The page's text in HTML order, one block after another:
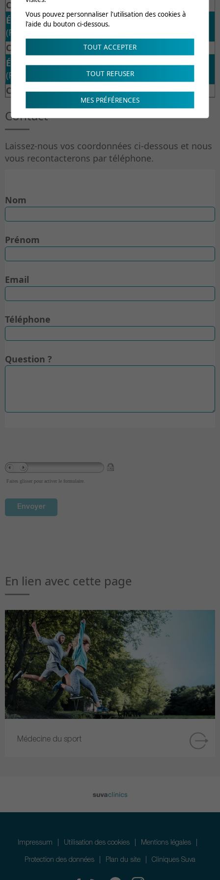
CHF 280.-
ÉQUIPE DE 2 PERSONNES
(Rabais de -17%)
CHF 230.- / personne
ÉQUIPE DE 3 PERSONNES
(Rabais de -28%)
CHF 200.- / par personne
Contact
Laissez-nous vos coordonnées ci-dessous et nous
vous recontacterons par téléphone.
Nom
Prénom
Email
Téléphone
Question ?
Faites glisser pour activer le formulaire.
En lien avec cette page
Médecine du sport
Vous pouvez personnaliser l'utilisation des cookies à
l'aide du bouton ci-dessous.
TOUT ACCEPTER
TOUT REFUSER
MES PRÉFÉRENCES
Impressum Utilisation des cookies Mentions légales
Protection des données Plan du site Cliniques Suva